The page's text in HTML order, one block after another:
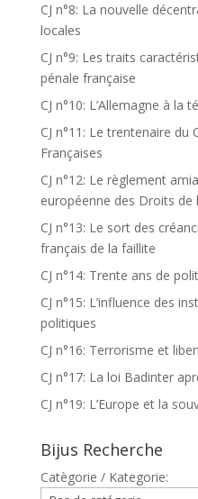
CJ n°8: La nouvelle
locales
CJ n°9: Les traits
pénale française
CJ n°10: L’Allemagne à la
CJ n°11: Le trentenaire du
Françaises
CJ n°12: Le règlement
européenne des Droits de
CJ n°13: Le sort des
français de la faillite
CJ n°14: Trente ans de
CJ n°15: L’influence des
politiques
CJ n°16: Terrorisme et
CJ n°17: La loi Badinter
CJ n°19: L’Europe et la
Bijus Recherche
Catègorie / Kategorie: